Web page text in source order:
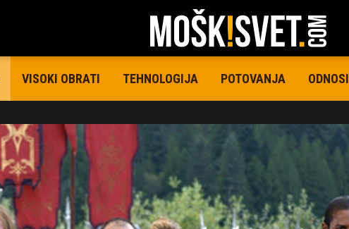
VISOKI OBRATI TEHNOLOGIJA POTOVANJA ODNOSI